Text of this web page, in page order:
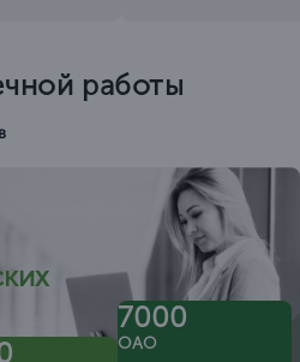
работы
7000
ОАО